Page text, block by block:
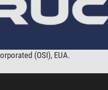
(OSI), EUA.